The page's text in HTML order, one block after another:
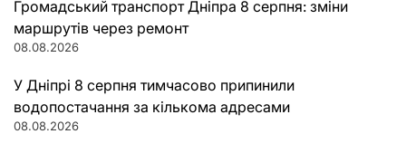
Громадський транспорт Дніпра 8 серпня: зміни
маршрутів через ремонт
08.08.2026
У Дніпрі 8 серпня тимчасово припинили
водопостачання за кількома адресами
08.08.2026